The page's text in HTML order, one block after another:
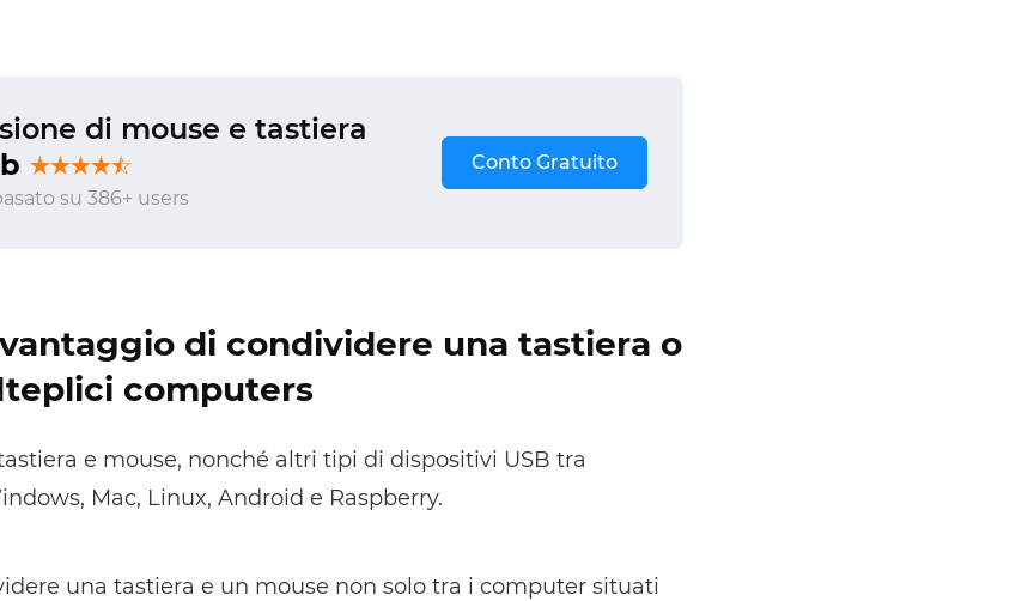
di mouse e tastiera
su 386+ users
Conto Gratuito
di condividere una tastiera o
computers
e mouse, nonché altri tipi di dispositivi USB tra
Mac, Linux, Android e Raspberry.
una tastiera e un mouse non solo tra i computer situati